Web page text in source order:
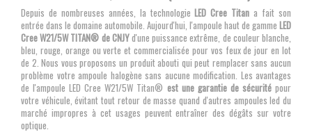
Depuis de nombreuses années, la technologieLED Cree Titan a fait son
entrée dans le domaine automobile. Aujourd'hui, l'ampoule haut de gamme LED
Cree W21/5W TITAN® de CNJYd'une puissance extrême, de couleur blanche,
bleu, rouge, orange ou verte et commercialisée pour vos feux de jour en lot
de 2. Nous vous proposons un produit abouti qui peut remplacer sans aucun
problème votre ampoule halogène sans aucune modification. Les avantages
de l'ampoule LED Cree W21/5W Titan® est une garantie de sécuritépour
votre véhicule, évitant tout retour de masse quand d'autres ampoules led du
marché impropres à cet usages peuvent entraîner des dégâts sur votre
optique.